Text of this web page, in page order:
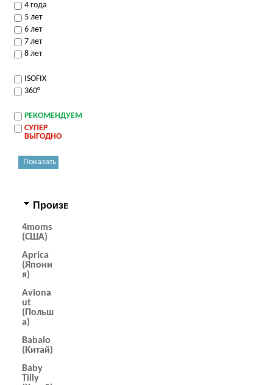
4 года
5 лет
6 лет
7 лет
8 лет
ISOFIX
360°
РЕКОМЕНДУЕМ
СУПЕР
ВЫГОДНО
Производители
4moms
(США)
Aprica
(Япони
я)
Aviona
ut
(Польш
а)
Babalo
(Китай)
Baby
Tilly